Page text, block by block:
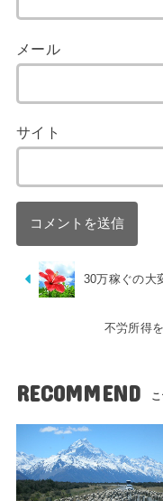
メール
サイト
30万稼ぐの大
不労所得
RECOMMEND